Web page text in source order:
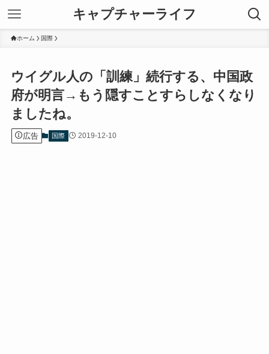
キャプチャーライフ
ホーム 国際
ウイグル人の「訓練」続行する、中国政
府が明言→もう隠すことすらしなくなり
ましたね。
広告 国際 2019-12-10